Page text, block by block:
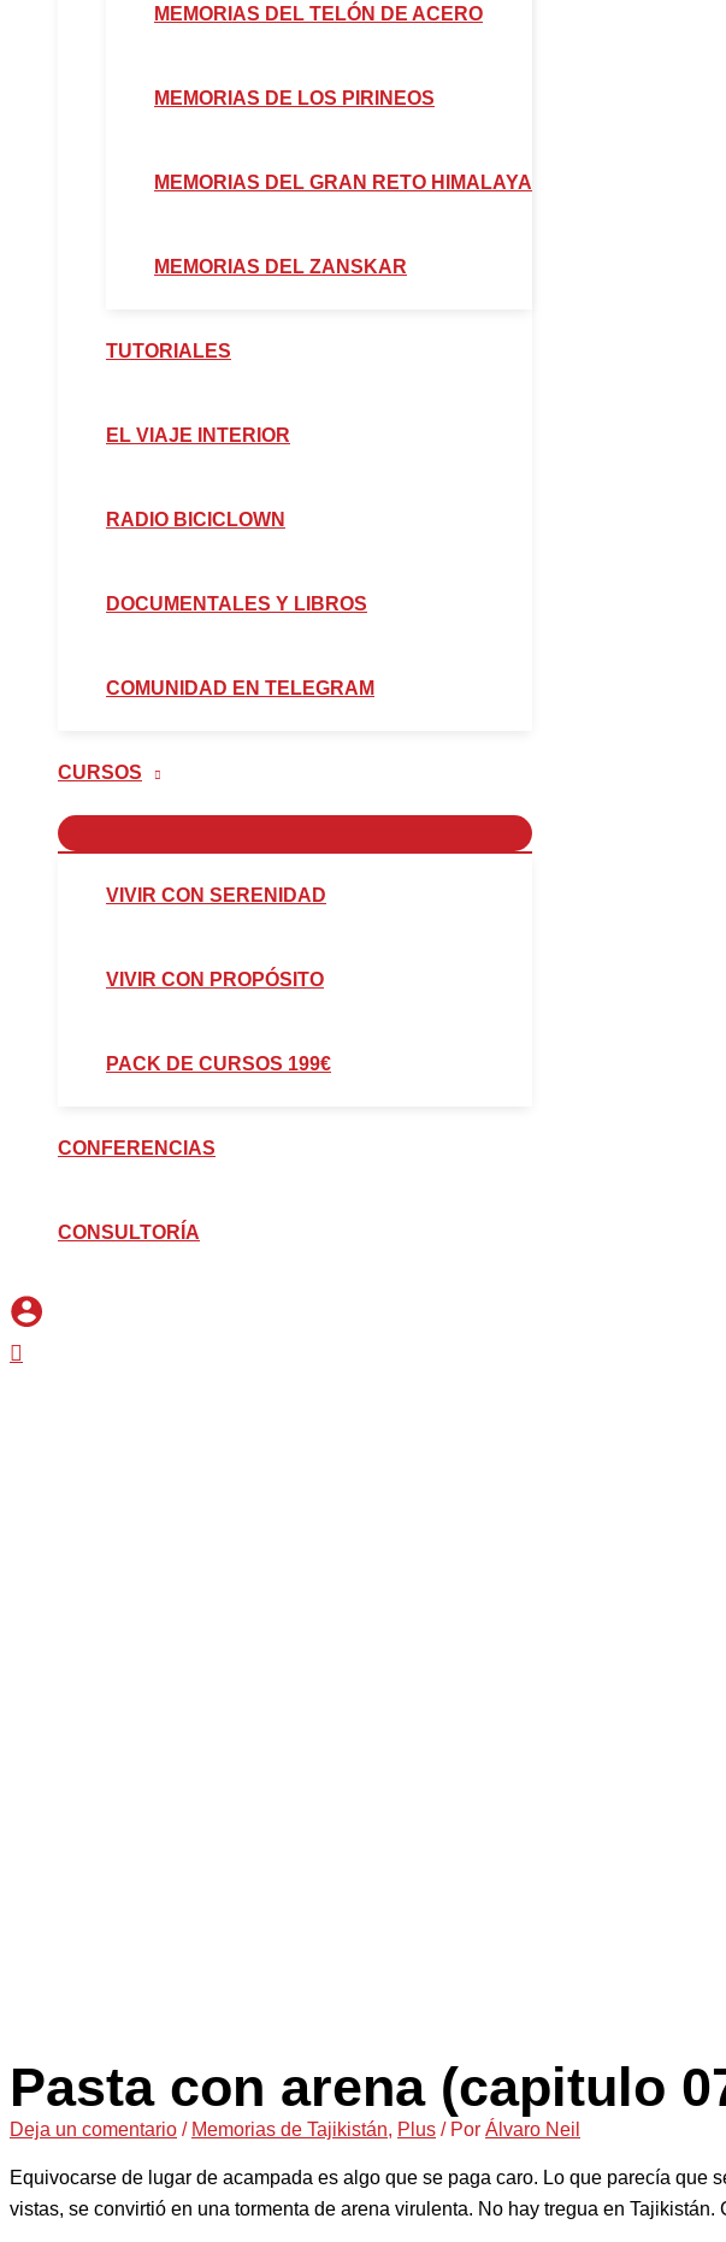
MEMORIAS DEL TELÓN DE ACERO
MEMORIAS DE LOS PIRINEOS
MEMORIAS DEL GRAN RETO HIMALAYA
MEMORIAS DEL ZANSKAR
TUTORIALES
EL VIAJE INTERIOR
RADIO BICICLOWN
DOCUMENTALES Y LIBROS
COMUNIDAD EN TELEGRAM
CURSOS
VIVIR CON SERENIDAD
VIVIR CON PROPÓSITO
PACK DE CURSOS 199€
CONFERENCIAS
CONSULTORÍA
Buscar
Pasta con arena (capitulo
Deja un comentario / Memorias de Tajikistán, Plus / Por Álvaro Neil
Equivocarse de lugar de acampada es algo que se paga caro. Lo que parecía que
vistas, se convirtió en una tormenta de arena virulenta. No hay tregua en Tajikistán.